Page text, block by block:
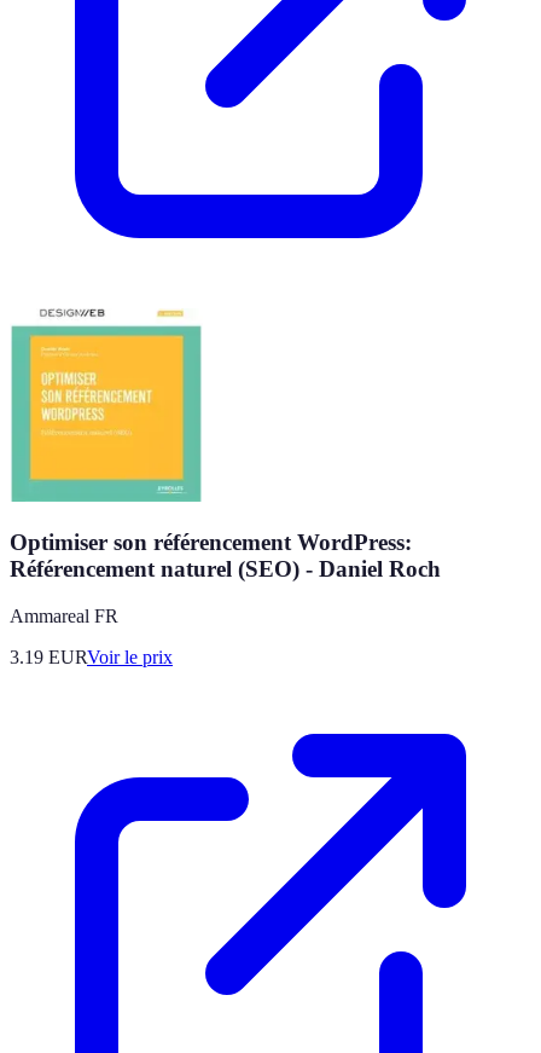
Optimiser son référencement WordPress:
Référencement naturel (SEO) - Daniel Roch
Ammareal FR
3.19 EURVoir le prix